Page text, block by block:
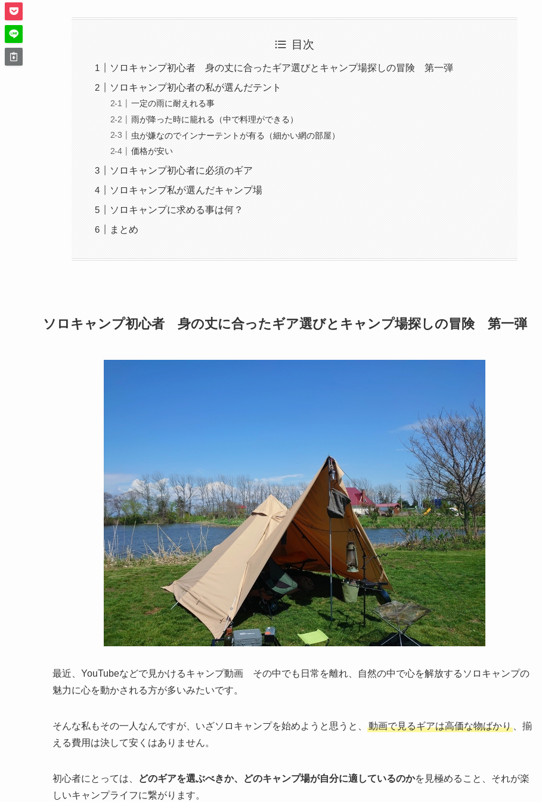
目次
ソロキャンプ初心者 身の丈に合ったギア選びとキャンプ場探しの冒険 第一弾
ソロキャンプ初心者の私が選んだテント
一定の雨に耐えれる事
雨が降った時に籠れる（中で料理ができる）
虫が嫌なのでインナーテントが有る（細かい網の部屋）
価格が安い
ソロキャンプ初心者に必須のギア
ソロキャンプ私が選んだキャンプ場
ソロキャンプに求める事は何？
まとめ
ソロキャンプ初心者 身の丈に合ったギア選びとキャンプ場探しの冒険 第一弾
最近、YouTubeなどで見かけるキャンプ動画 その中でも日常を離れ、自然の中で心を解放するソロキャンプの
魅力に心を動かされる方が多いみたいです。
そんな私もその一人なんですが、いざソロキャンプを始めようと思うと、 動画で見るギアは高価な物ばかり
、揃
える費用は決して安くはありません。
初心者にとっては、 どのギアを選ぶべきか、どのキャンプ場が自分に適しているのかを見極めること、それが楽
しいキャンプライフに繋がります。